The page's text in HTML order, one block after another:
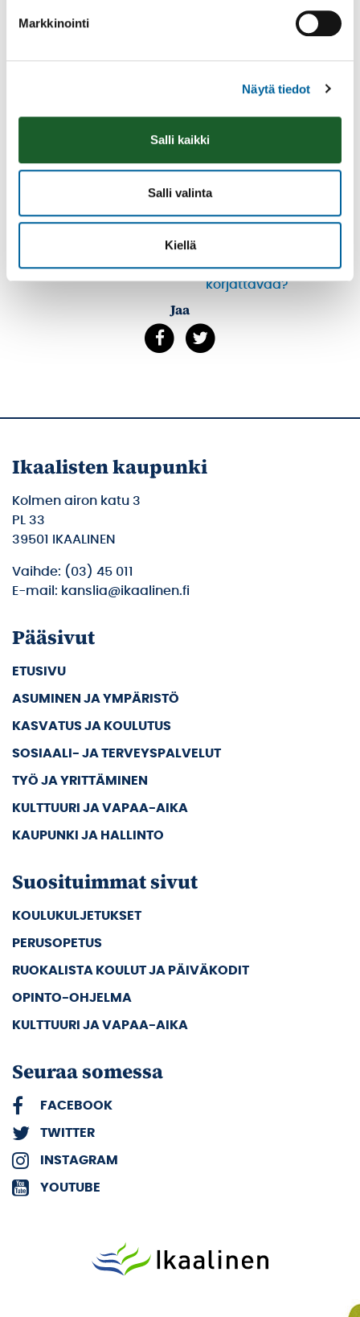
Markkinointi
Näytä tiedot
Salli kaikki
Salli valinta
Kiellä
PÄIVÄKOTI KAKKOSPESÄ
ESIOPETUS
LUKIO
sisällöstä
korjattavaa?
Jaa
Ikaalisten kaupunki
Kolmen airon katu 3
PL 33
39501 IKAALINEN
Vaihde: (03) 45 011
E-mail: kanslia@ikaalinen.fi
Pääsivut
ETUSIVU
ASUMINEN JA YMPÄRISTÖ
KASVATUS JA KOULUTUS
SOSIAALI- JA TERVEYSPALVELUT
TYÖ JA YRITTÄMINEN
KULTTUURI JA VAPAA-AIKA
KAUPUNKI JA HALLINTO
Suosituimmat sivut
KOULUKULJETUKSET
PERUSOPETUS
RUOKALISTA KOULUT JA PÄIVÄKODIT
OPINTO-OHJELMA
KULTTUURI JA VAPAA-AIKA
Seuraa somessa
FACEBOOK
TWITTER
INSTAGRAM
YOUTUBE